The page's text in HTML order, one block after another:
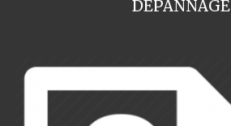
DEPANNAGE